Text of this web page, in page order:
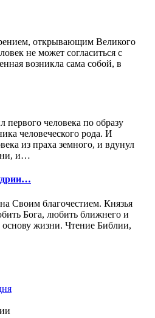
открывающим Великого
не может согласиться с
возникла сама собой, в
первого человека по образу
человеческого рода. И
из праха земного, и вдунул
и…
Своим благочестием. Князья
Бога, любить ближнего и
жизни. Чтение Библии,